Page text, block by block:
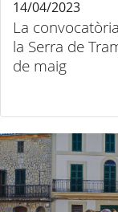
La
la Serra de
de maig
14/04/2023